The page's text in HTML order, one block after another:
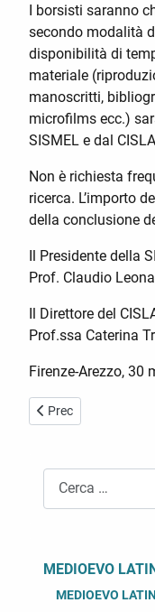
I borsisti saranno
secondo modalità
disponibilità di
materiale
manoscritti,
microfilms ecc.)
SISMEL e dal
Non è richiesta
ricerca. L’importo
della conclusione
Il Presidente della
Prof. Claudio
Il Direttore del
Prof.ssa Caterina
Firenze-Arezzo, 30
Articolo precedente:
Prec
MEDIOEVO
MEDIOEVO